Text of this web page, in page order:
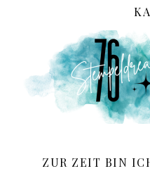
ZUR ZEIT BIN